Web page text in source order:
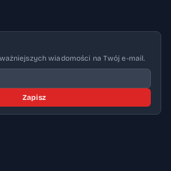
wiadomości na Twój e-mail.
Zapisz